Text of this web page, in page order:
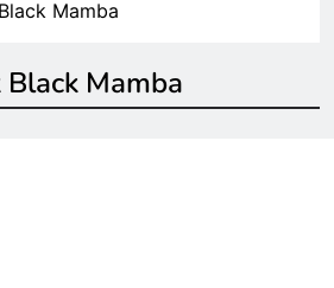
Mamba
Mamba